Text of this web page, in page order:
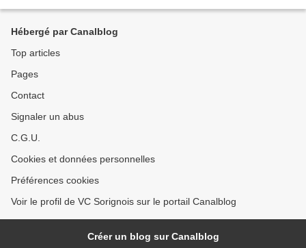
Hébergé par Canalblog
Top articles
Pages
Contact
Signaler un abus
C.G.U.
Cookies et données personnelles
Préférences cookies
Voir le profil de VC Sorignois sur le portail Canalblog
Créer un blog sur Canalblog